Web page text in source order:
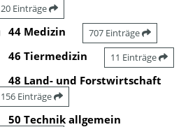
20 Einträge
44 Medizin 707 Einträge
46 Tiermedizin 11 Einträge
48 Land- und Forstwirtschaft
156 Einträge
50 Technik allgemein